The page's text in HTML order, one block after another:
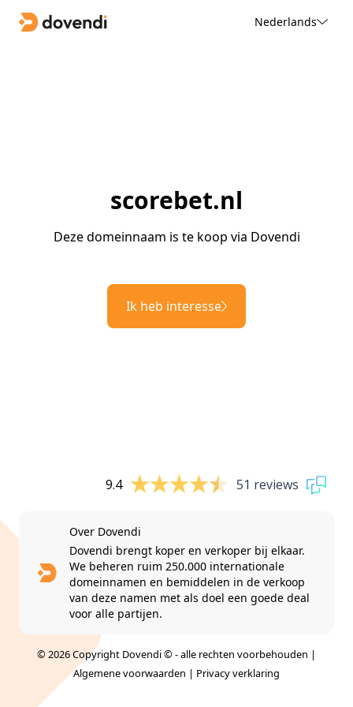
Nederlands
scorebet.nl
Deze domeinnaam is te koop via Dovendi
Ik heb interesse
9.4 51 reviews
Over Dovendi
Dovendi brengt koper en verkoper bij elkaar.
We beheren ruim 250.000 internationale
domeinnamen en bemiddelen in de verkoop
van deze namen met als doel een goede deal
voor alle partijen.
© 2026 Copyright Dovendi © - alle rechten voorbehouden |
Algemene voorwaarden | Privacy verklaring